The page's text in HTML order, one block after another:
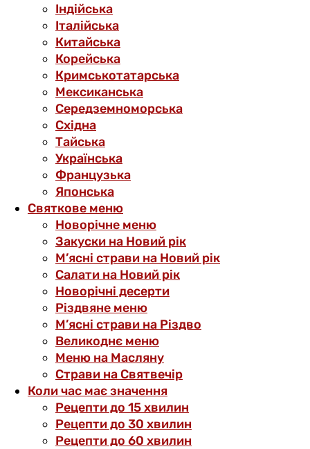
Індійська
Італійська
Китайська
Корейська
Кримськотатарська
Мексиканська
Середземноморська
Східна
Тайська
Українська
Французька
Японська
Святкове меню
Новорічне меню
Закуски на Новий рік
М’ясні страви на Новий рік
Салати на Новий рік
Новорічні десерти
Різдвяне меню
М’ясні страви на Різдво
Великоднє меню
Меню на Масляну
Страви на Святвечір
Коли час має значення
Рецепти до 15 хвилин
Рецепти до 30 хвилин
Рецепти до 60 хвилин